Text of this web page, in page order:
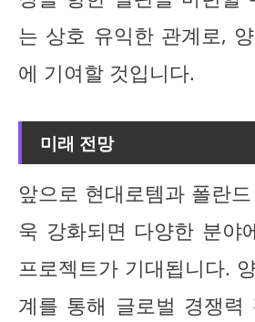
는 상호 유익한 관계로,
에 기여할 것입니다.
미래 전망
앞으로 현대로템과 폴란
욱 강화되면 다양한 분야
프로젝트가 기대됩니다.
계를 통해 글로벌 경쟁력